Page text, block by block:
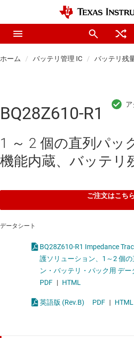
ホーム バッテリ管理 IC バッテリ残
BQ28Z610-R1
1 ～ 2 個の直列パッ
機能内蔵、バッテリ
ご注文はこち
データシート
BQ28Z610-R1 Impedance
護ソリューション、1～2 個
ン・バッテリ・パック用 デー
PDF | HTML
英語版 (Rev.B) PDF | HTML